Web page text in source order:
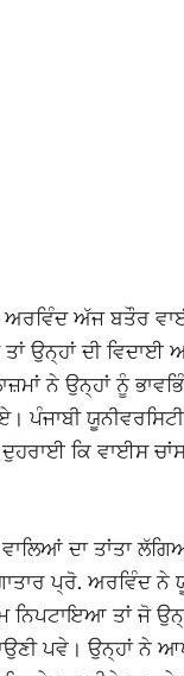
ਅੱਜ ਬਤੌਰ
ਤਾਂ ਉਨ੍ਹਾਂ ਦੀ
ਨੇ ਉਨ੍ਹਾਂ ਨੂੰ
ਪੰਜਾਬੀ
ਕਿ ਵਾਈਸ
ਦਾ ਤਾਂਤਾ
ਪ੍ਰੋ. ਅਰਵਿੰਦ ਨੇ
ਨਿਪਟਾਇਆ ਤਾਂ ਜੋ
ਪਵੇ। ਉਨ੍ਹਾਂ ਨੇ